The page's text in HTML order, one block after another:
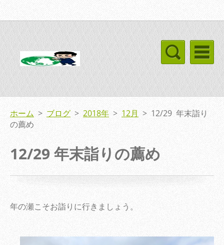
ホーム > ブログ > 2018年 > 12月 > 12/29 年末詣り
の薦め
12/29 年末詣りの薦め
年の瀬こそお詣りに行きましょう。